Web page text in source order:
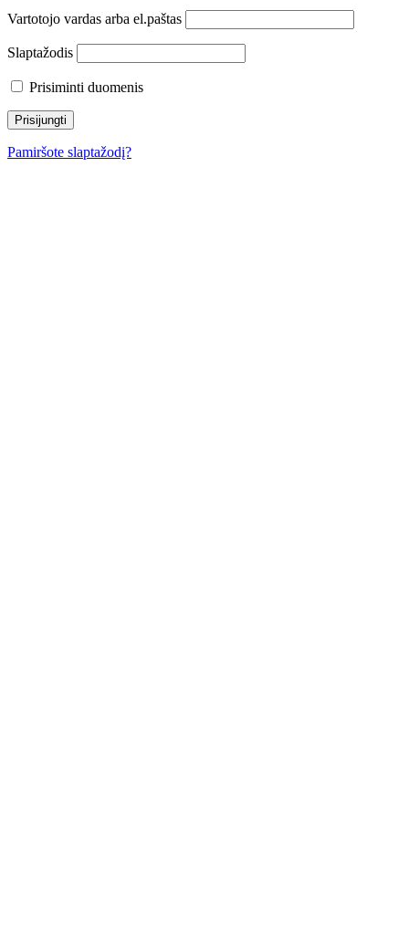
Vartotojo vardas arba el.paštas
Slaptažodis
Prisiminti duomenis
Pamiršote slaptažodį?